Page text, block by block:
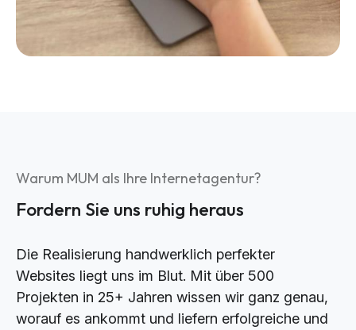
Warum MUM als Ihre Internetagentur?
Fordern Sie uns ruhig heraus
Die Realisierung handwerklich perfekter
Websites liegt uns im Blut. Mit über 500
Projekten in 25+ Jahren wissen wir ganz genau,
worauf es ankommt und liefern erfolgreiche und